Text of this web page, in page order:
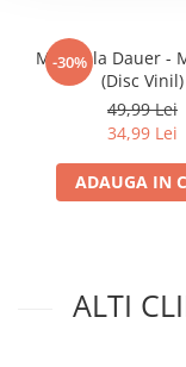
-30%
Mirabela Dauer -
(Disc Vinil)
49,99 Lei
34,99 Lei
ADAUGA IN
ALTI